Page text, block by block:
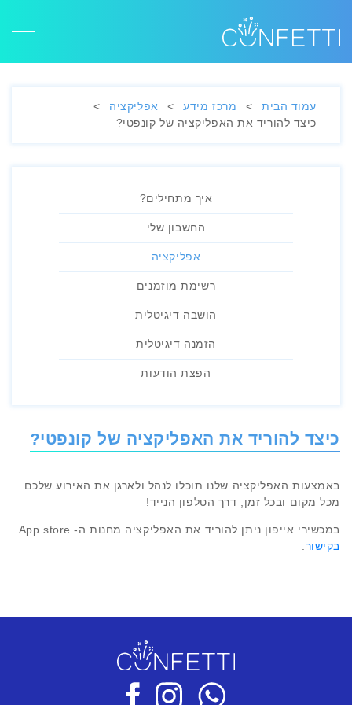
עמוד הבית > מרכז מידע > אפליקציה
>
כיצד להוריד את האפליקציה של קונפטי?
איך מתחילים?
החשבון שלי
אפליקציה
רשימת מוזמנים
הושבה דיגיטלית
הזמנה דיגיטלית
הפצת הודעות
כיצד להוריד את האפליקציה של קונפטי?
באמצעות האפליקציה שלנו תוכלו לנהל ולארגן את האירוע שלכם
מכל מקום ובכל זמן, דרך הטלפון הנייד!
במכשירי אייפון ניתן להוריד את האפליקציה מחנות ה- App store
בקישור